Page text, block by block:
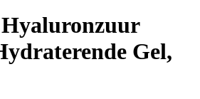
Hyaluronzuur
Gel,